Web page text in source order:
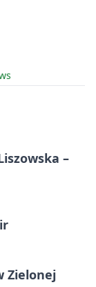
–
Zielonej